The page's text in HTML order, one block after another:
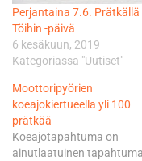
Perjantaina 7.6. Prätkällä
Töihin -päivä
6 kesäkuun, 2019
Kategoriassa "Uutiset"
Moottoripyörien
koeajokiertueella yli 100
prätkää
Koeajotapahtuma on
ainutlaatuinen